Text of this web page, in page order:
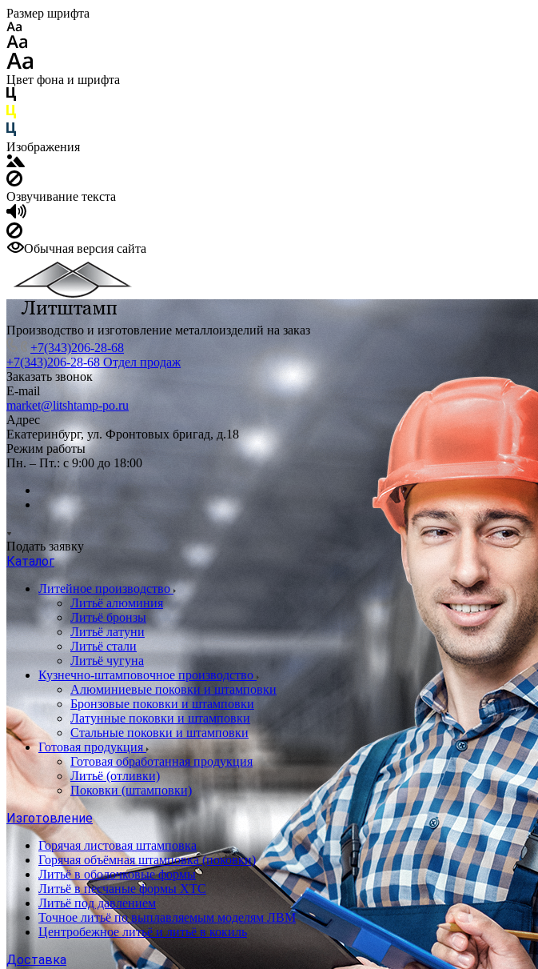
Размер шрифта
Цвет фона и шрифта
Изображения
Озвучивание текста
Обычная версия сайта
Производство и изготовление металлоизделий на заказ
+7(343)206-28-68
+7(343)206-28-68 Отдел продаж
Заказать звонок
E-mail
market@litshtamp-po.ru
Адрес
Екатеринбург, ул. Фронтовых бригад, д.18
Режим работы
Пн. – Пт.: с 9:00 до 18:00
Подать заявку
Каталог
Литейное производство
Литьё алюминия
Литьё бронзы
Литьё латуни
Литьё стали
Литьё чугуна
Кузнечно-штамповочное производство
Алюминиевые поковки и штамповки
Бронзовые поковки и штамповки
Латунные поковки и штамповки
Стальные поковки и штамповки
Готовая продукция
Готовая обработанная продукция
Литьё (отливки)
Поковки (штамповки)
Изготовление
Горячая листовая штамповка
Горячая объёмная штамповка (поковки)
Литьё в оболочковые формы
Литьё в песчаные формы ХТС
Литьё под давлением
Точное литьё по выплавляемым моделям ЛВМ
Центробежное литьё и литьё в кокиль
Доставка